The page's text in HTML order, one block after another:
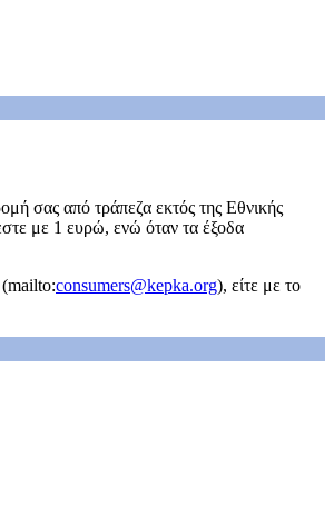
σας από τράπεζα εκτός της Εθνικής
με 1 ευρώ, ενώ όταν τα έξοδα
(mailto:consumers@kepka.org), είτε με το